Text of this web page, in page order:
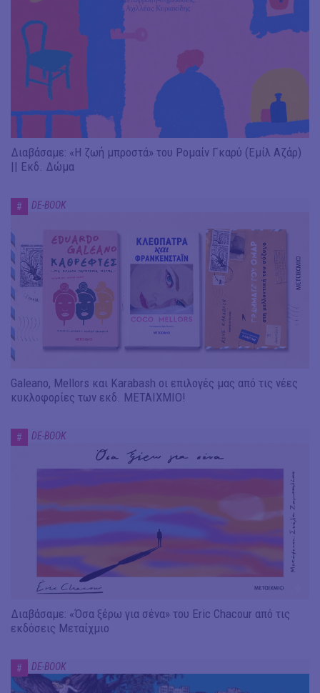
Διαβάσαμε: «Η ζωή μπροστά» του Ρομαίν Γκαρύ (Εμίλ Αζάρ)
|| Εκδ. Δώμα
# DE-BOOK
Galeano, Mellors και Karabash οι επιλογές μας από τις νέες
κυκλοφορίες των εκδ. ΜΕΤΑΙΧΜΙΟ!
# DE-BOOK
Διαβάσαμε: «Όσα ξέρω για σένα» του Eric Chacour από τις
εκδόσεις Μεταίχμιο
# DE-BOOK